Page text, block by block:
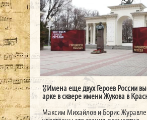
🎖Имена еще двух Героев России
арке в сквере имени Жукова в
Максим Михайлов и Борис